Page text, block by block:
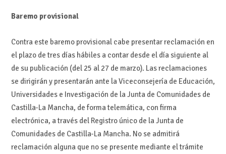
Baremo provisional
Contra este baremo provisional cabe presentar reclamación en
el plazo de tres días hábiles a contar desde el día siguiente al
de su publicación (del 25 al 27 de marzo). Las reclamaciones
se dirigirán y presentarán ante la Viceconsejería de Educación,
Universidades e Investigación de la Junta de Comunidades de
Castilla-La Mancha, de forma telemática, con firma
electrónica, a través del Registro único de la Junta de
Comunidades de Castilla-La Mancha. No se admitirá
reclamación alguna que no se presente mediante el trámite